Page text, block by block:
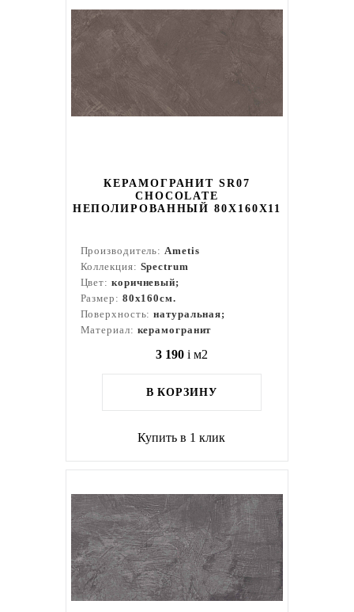
КЕРАМОГРАНИТ SR07
CHOCOLATE
НЕПОЛИРОВАННЫЙ 80X160Х11
Производитель:Ametis
Коллекция: Spectrum
Цвет: коричневый;
Размер: 80x160см.
Поверхность:натуральная;
Материал: керамогранит
3 190 i м2
В КОРЗИНУ
Купить в 1 клик